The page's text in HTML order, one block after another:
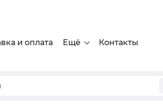
и оплата Ещё Контакты